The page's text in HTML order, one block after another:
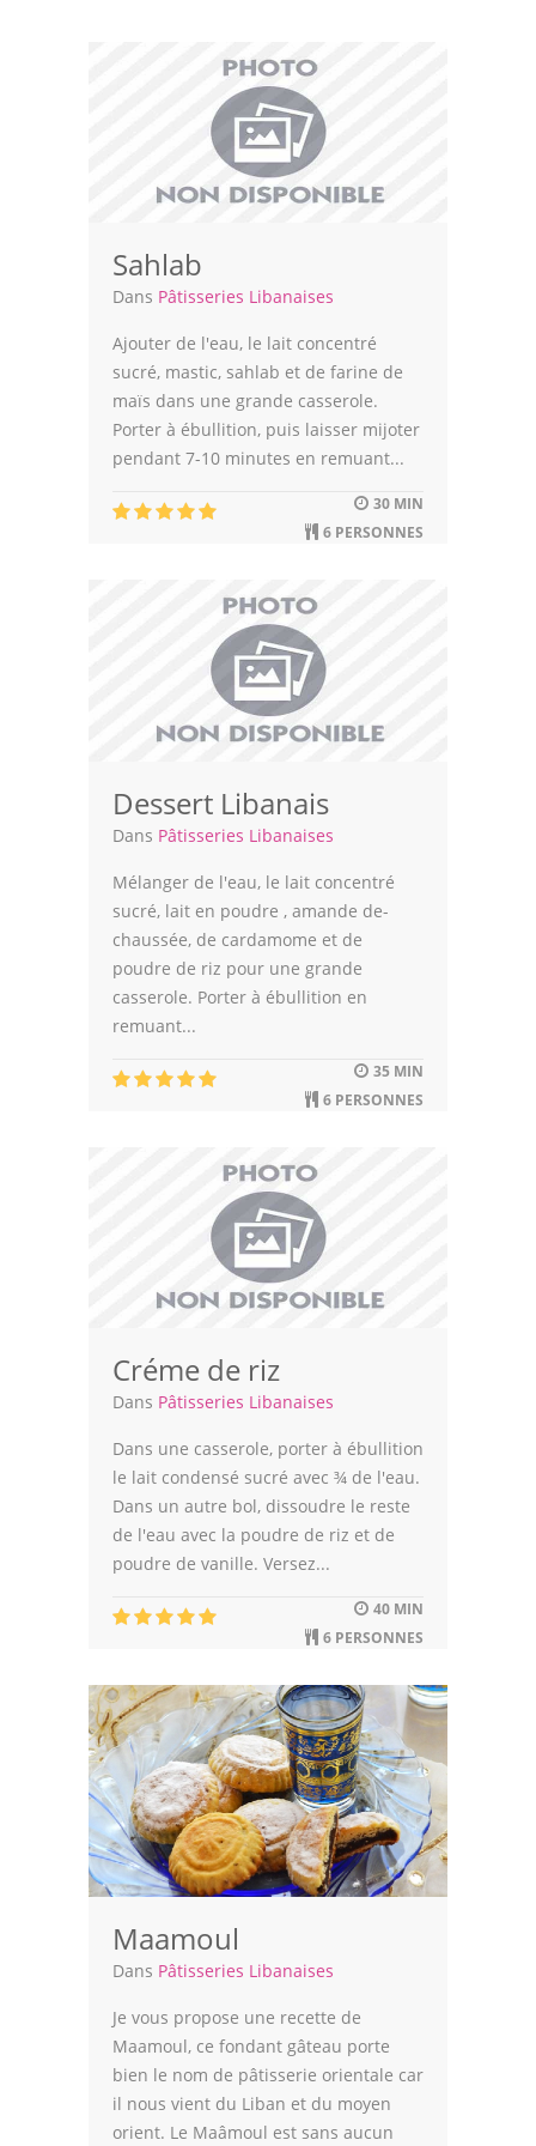
Cuisines Orientales
Pâtisseries Orientales
Recettes marocaine
Cuisine Tunisienne
Cuisine Libanaise
Articles
Actualités
Astuces de cuisine
Fêtes Religieuses
Forum
Espace Personnel
Sahlab
Dans Pâtisseries Libanaises
Ajouter de l'eau, le lait concentré
sucré, mastic, sahlab et de farine de
maïs dans une grande casserole.
Porter à ébullition, puis laisser mijoter
pendant 7-10 minutes en remuant...
30 MIN
6 PERSONNES
Dessert Libanais
Dans Pâtisseries Libanaises
Mélanger de l'eau, le lait concentré
sucré, lait en poudre , amande de-
chaussée, de cardamome et de
poudre de riz pour une grande
casserole. Porter à ébullition en
remuant...
35 MIN
6 PERSONNES
Créme de riz
Dans Pâtisseries Libanaises
Dans une casserole, porter à ébullition
le lait condensé sucré avec ¾ de l'eau.
Dans un autre bol, dissoudre le reste
de l'eau avec la poudre de riz et de
poudre de vanille. Versez...
40 MIN
6 PERSONNES
Maamoul
Dans Pâtisseries Libanaises
Je vous propose une recette de
Maamoul, ce fondant gâteau porte
bien le nom de pâtisserie orientale car
il nous vient du Liban et du moyen
orient. Le Maâmoul est sans aucun